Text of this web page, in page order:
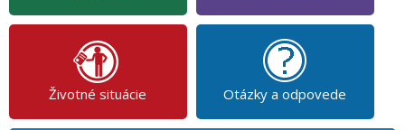
Životné situácie Otázky a odpovede